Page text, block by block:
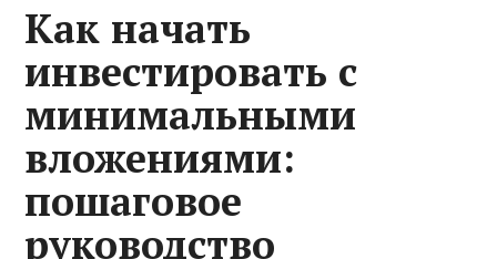
Как начать
инвестировать с
минимальными
вложениями:
пошаговое
руководство